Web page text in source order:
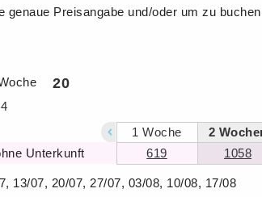
genaue Preisangabe und/oder um zu
20
4
1 Woche 2
Unterkunft
619 1058
13/07, 20/07, 27/07, 03/08, 10/08, 17/08